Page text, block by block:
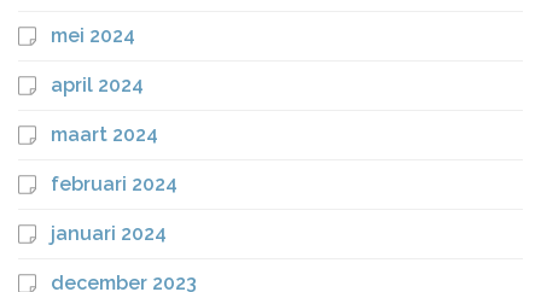
mei 2024
april 2024
maart 2024
februari 2024
januari 2024
december 2023